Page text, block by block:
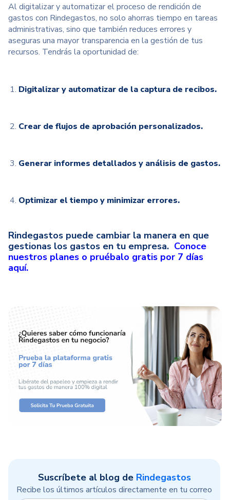
Suscríbete al blog de Rindegastos
Recibe los últimos artículos directamente en tu correo
Al digitalizar y automatizar el proceso de rendición de
gastos con Rindegastos, no solo ahorras tiempo en tareas
administrativas, sino que también reduces errores y
aseguras una mayor transparencia en la gestión de tus
recursos. Tendrás la oportunidad de:
Digitalizar y automatizar de la captura de recibos.
Crear de flujos de aprobación personalizados.
Generar informes detallados y análisis de gastos.
Optimizar el tiempo y minimizar errores.
Rindegastos puede cambiar la manera en que
gestionas los gastos en tu empresa. Conoce
nuestros planes o pruébalo gratis por 7 días
aquí.